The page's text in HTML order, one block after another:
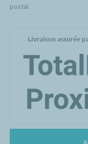
postal.
Livraison assurée